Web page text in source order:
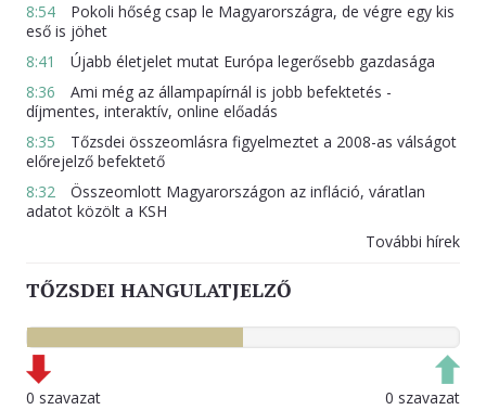
8:54
Pokoli hőség csap le Magyarországra, de végre egy kis
eső is jöhet
8:41
Újabb életjelet mutat Európa legerősebb gazdasága
8:36
Ami még az állampapírnál is jobb befektetés -
díjmentes, interaktív, online előadás
8:35
Tőzsdei összeomlásra figyelmeztet a 2008-as válságot
előrejelző befektető
8:32
Összeomlott Magyarországon az infláció, váratlan
adatot közölt a KSH
További hírek
TŐZSDEI HANGULATJELZŐ
0 szavazat 0 szavazat